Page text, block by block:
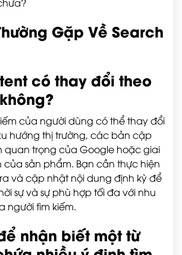
Gặp Về Search
có thay đổi theo
của người dùng có thể thay đổi
hướng thị trường, các bản cập
quan trọng của Google hoặc giai
sản phẩm. Bạn cần thực hiện
và cập nhật nội dung định kỳ để
sự và sự phù hợp tối đa với nhu
người tìm kiếm.
nhận biết một từ